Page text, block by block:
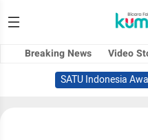
Breaking News Video
SATU Indonesia